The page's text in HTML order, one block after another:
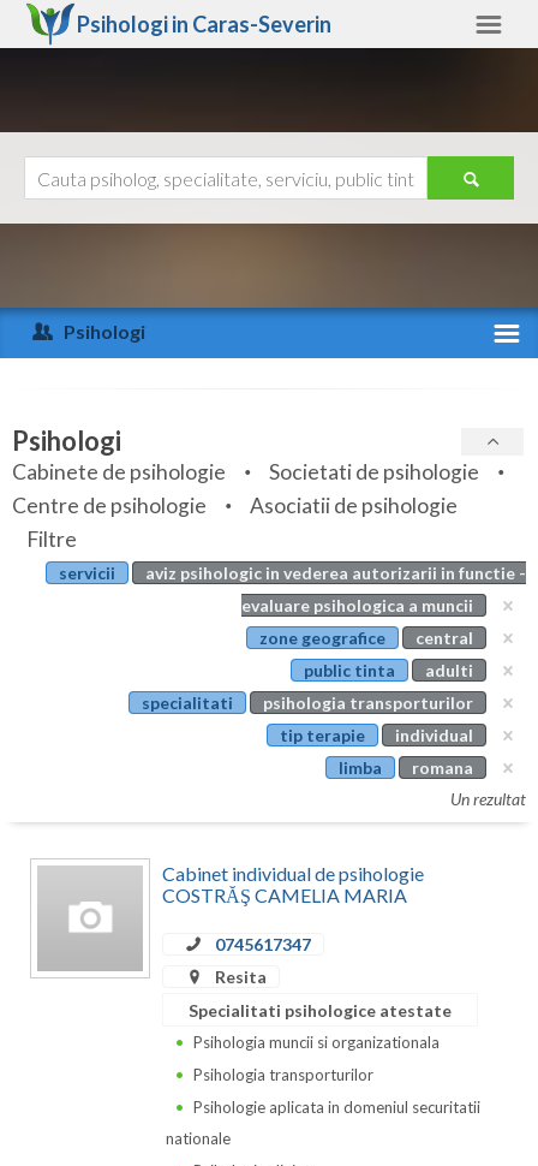
Psihologi in Caras-Severin
Arad
Arges
Bihor
Bistrita-Nasaud
Botosani
Constanta
Covasna
Ajutor
Psihologi
Specialitati
Servicii
Articole
Evenimente
Psihologi
Cabinete de psihologie
Societati de psihologie
Centre de psihologie
Asociatii de psihologie
Filtre
servicii
aviz psihologic in vederea autorizarii in functie -
evaluare psihologica a muncii
zone geografice
central
public tinta
adulti
specialitati
psihologia transporturilor
tip terapie
individual
limba
romana
Un rezultat
Cabinet individual de psihologie
COSTRĂŞ CAMELIA MARIA
0745617347
Resita
Specialitati psihologice atestate
Psihologia muncii si organizationala
Psihologia transporturilor
Psihologie aplicata in domeniul securitatii
nationale